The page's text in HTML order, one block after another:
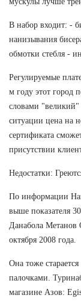
В набор входит: -
нанизывания
обмотки стебля -
Регулируемые
м году этот город
словами
ситуации цена на
сертификата
присутствии
Недостатки:
По информации
выше показателя
Данабола Метанов
октября 2008 года.
Она тоже
палочками.
магазине Азов: